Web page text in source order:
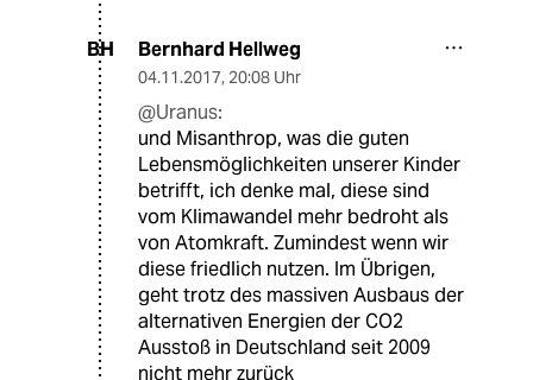
BH Bernhard Hellweg
04.11.2017, 20:08 Uhr
@Uranus:
und Misanthrop, was die guten
Lebensmöglichkeiten unserer Kinder
betrifft, ich denke mal, diese sind
vom Klimawandel mehr bedroht als
von Atomkraft. Zumindest wenn wir
diese friedlich nutzen. Im Übrigen,
geht trotz des massiven Ausbaus der
alternativen Energien der CO2
Ausstoß in Deutschland seit 2009
nicht mehr zurück